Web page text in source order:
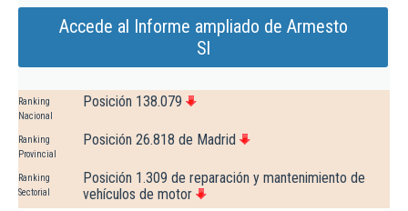
Accede al Informe ampliado de Armesto
Sl
Ranking
Nacional
Posición 138.079
Ranking
Provincial
Posición 26.818 de Madrid
Ranking
Sectorial
Posición 1.309 de reparación y mantenimiento de
vehículos de motor